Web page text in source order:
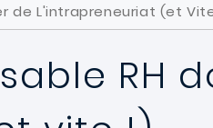
de L'intrapreneuriat (et
RH